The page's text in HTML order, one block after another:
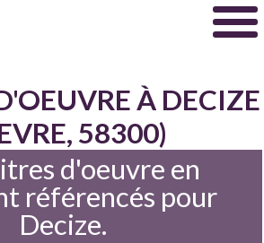
À DECIZE
58300)
d'oeuvre en
référencés pour
Decize.